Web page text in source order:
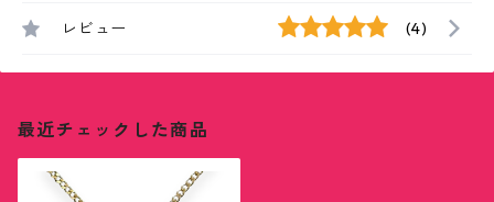
レビュー (4)
最近チェックした商品